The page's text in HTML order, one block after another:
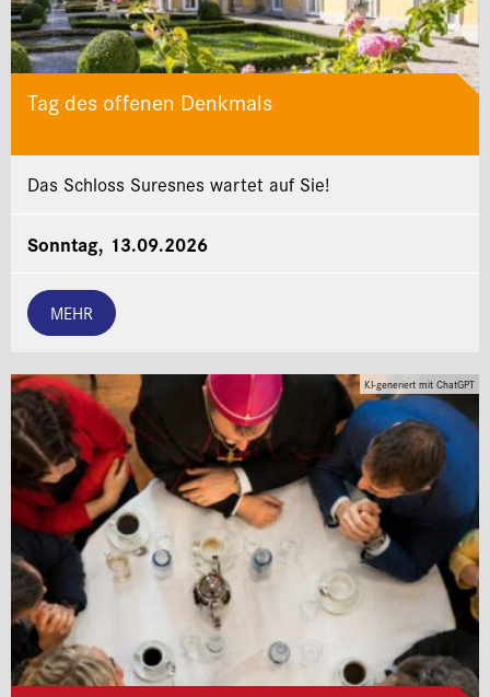
Tag des offenen Denkmals
Das Schloss Suresnes wartet auf Sie!
Sonntag, 13.09.2026
MEHR
KI-generiert mit ChatGPT